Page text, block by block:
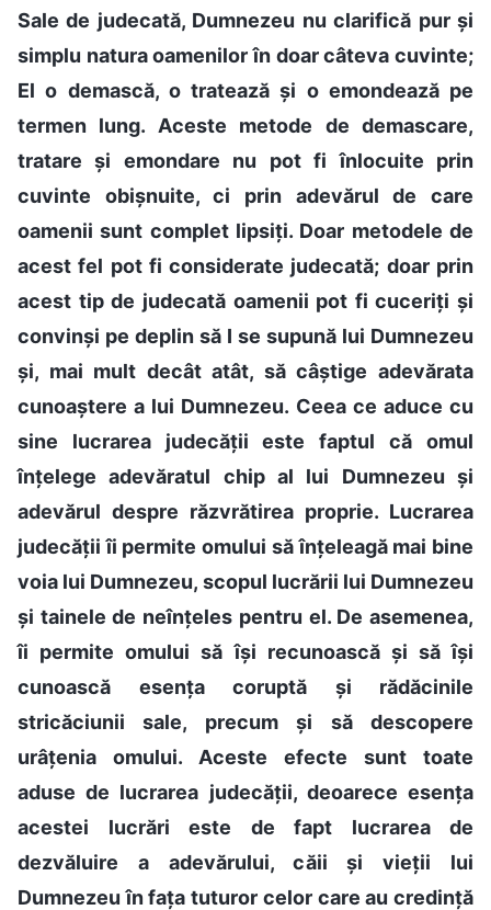
Sale de judecată, Dumnezeu nu clarifică pur și
simplu natura oamenilor în doar câteva cuvinte;
El o demască, o tratează și o emondează pe
termen lung. Aceste metode de demascare,
tratare și emondare nu pot fi înlocuite prin
cuvinte obișnuite, ci prin adevărul de care
oamenii sunt complet lipsiți. Doar metodele de
acest fel pot fi considerate judecată; doar prin
acest tip de judecată oamenii pot fi cuceriți și
convinși pe deplin să I se supună lui Dumnezeu
și, mai mult decât atât, să câștige adevărata
cunoaștere a lui Dumnezeu. Ceea ce aduce cu
sine lucrarea judecății este faptul că omul
înțelege adevăratul chip al lui Dumnezeu și
adevărul despre răzvrătirea proprie. Lucrarea
judecății îi permite omului să înțeleagă mai bine
voia lui Dumnezeu, scopul lucrării lui Dumnezeu
și tainele de neînțeles pentru el. De asemenea,
îi permite omului să își recunoască și să își
cunoască esența coruptă și rădăcinile
stricăciunii sale, precum și să descopere
urâțenia omului. Aceste efecte sunt toate
aduse de lucrarea judecății, deoarece esența
acestei lucrări este de fapt lucrarea de
dezvăluire a adevărului, căii și vieții lui
Dumnezeu în fața tuturor celor care au credință